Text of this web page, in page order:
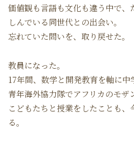
価値観も言語も文化も違う中で、
しんでいる同世代との出会い。
忘れていた問いを、取り戻せた。
教員になった。
17年間、数学と開発教育を軸に中
青年海外協力隊でアフリカのモザ
こどもたちと授業をしたことも
る。